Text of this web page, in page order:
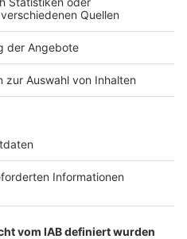
Studio-Hotline
Verkehrs-Hotline